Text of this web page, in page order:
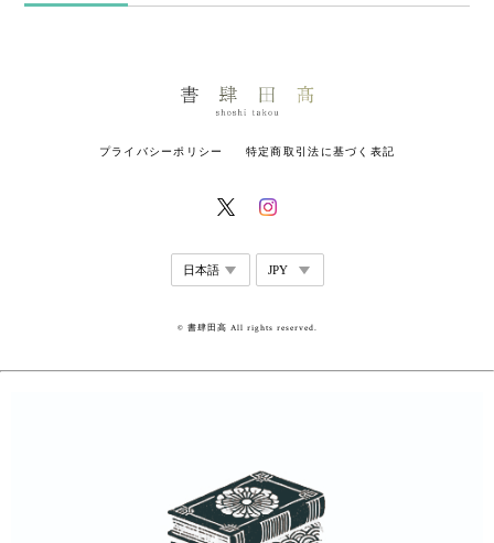
プライバシーポリシー 特定商取引法に基づく表記
© 書肆田高 All rights reserved.